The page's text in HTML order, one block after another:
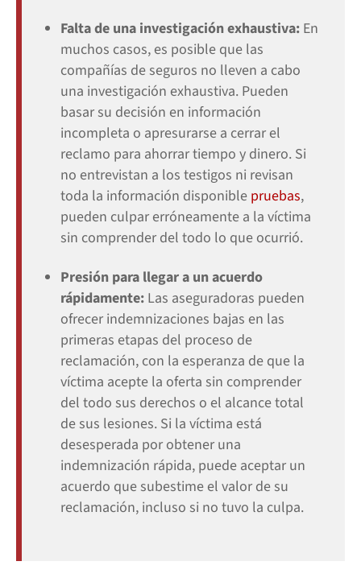
Falta de una investigación exhaustiva: En
muchos casos, es posible que las
compañías de seguros no lleven a cabo
una investigación exhaustiva. Pueden
basar su decisión en información
incompleta o apresurarse a cerrar el
reclamo para ahorrar tiempo y dinero. Si
no entrevistan a los testigos ni revisan
toda la información disponible pruebas,
pueden culpar erróneamente a la víctima
sin comprender del todo lo que ocurrió.
Presión para llegar a un acuerdo
rápidamente: Las aseguradoras pueden
ofrecer indemnizaciones bajas en las
primeras etapas del proceso de
reclamación, con la esperanza de que la
víctima acepte la oferta sin comprender
del todo sus derechos o el alcance total
de sus lesiones. Si la víctima está
desesperada por obtener una
indemnización rápida, puede aceptar un
acuerdo que subestime el valor de su
reclamación, incluso si no tuvo la culpa.